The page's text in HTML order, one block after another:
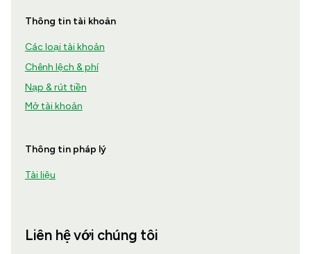
Thông tin tài khoản
Các loại tài khoản
Chênh lệch & phí
Nạp & rút tiền
Mở tài khoản
Thông tin pháp lý
Tài liệu
Liên hệ với chúng tôi